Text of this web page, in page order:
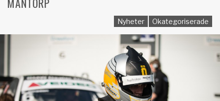
Nyheter Okategoriserade